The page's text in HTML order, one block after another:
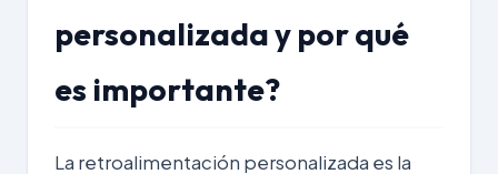
personalizada y por qué
es importante?
La retroalimentación personalizada es la